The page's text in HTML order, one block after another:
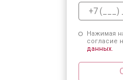
Нажимая
согласие
данных.